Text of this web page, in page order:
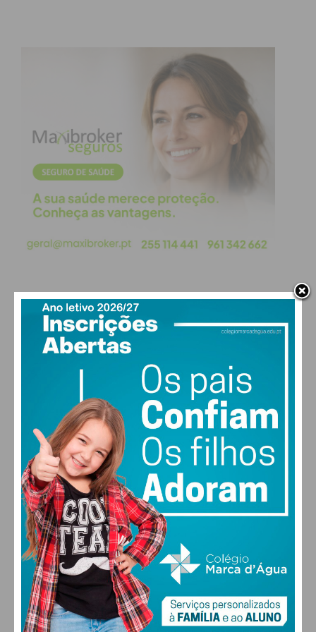
obtenha de forma regular a informação
atualizada.
Eu li e concordo com os
PAÇOS DE FERREIRA
28°
vento: 3m/s ONO
MAX 28 • MIN 28
30°
QUI
30
SEX
29°
SÁB
28 °
FARMACIAS DE SERVIÇO EM PAÇOS DE